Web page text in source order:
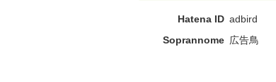
Hatena ID adbird
Soprannome 広告鳥